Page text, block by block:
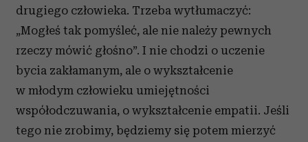
drugiego człowieka. Trzeba wytłumaczyć:
„Mogłeś tak pomyśleć, ale nie należy pewnych
rzeczy mówić głośno”. I nie chodzi o uczenie
bycia zakłamanym, ale o wykształcenie
w młodym człowieku umiejętności
współodczuwania, o wykształcenie empatii. Jeśli
tego nie zrobimy, będziemy się potem mierzyć